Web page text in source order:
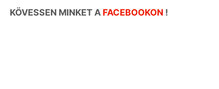
KÖVESSEN MINKET A FACEBOOKON !